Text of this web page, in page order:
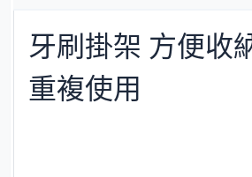
牙刷掛架 方便收
重複使用